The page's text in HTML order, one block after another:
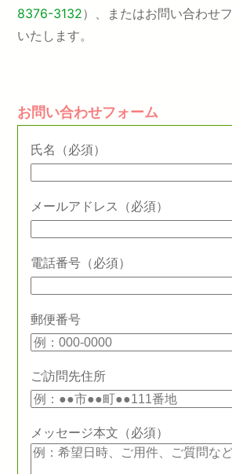
8376-3132）、またはお問い合わせ
いたします。
お問い合わせフォーム
氏名（必須）
メールアドレス（必須）
電話番号（必須）
郵便番号
ご訪問先住所
メッセージ本文（必須）